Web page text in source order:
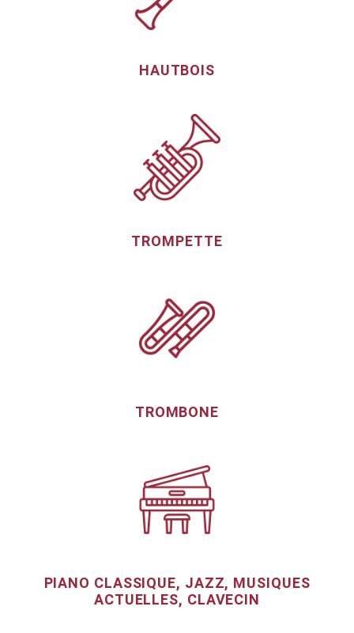
HAUTBOIS
TROMPETTE
TROMBONE
PIANO CLASSIQUE, JAZZ, MUSIQUES
ACTUELLES, CLAVECIN